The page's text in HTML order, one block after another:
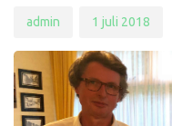
admin 1 juli 2018